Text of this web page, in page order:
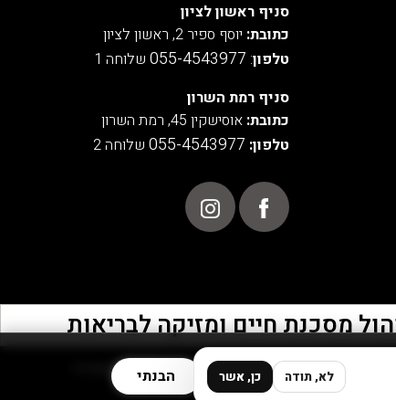
סניף ראשון לציון
כתובת: יוסף ספיר 2, ראשון לציון
טלפון:
055-4543977 שלוחה 1
סניף רמת השרון
כתובת:אוסישקין 45, רמת השרון
טלפון: 055-4543977 שלוחה 2
POWERED BY
הבנתי לא, תודה כן, אשר